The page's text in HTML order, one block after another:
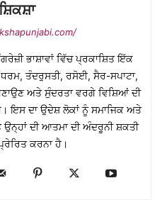
ਭਾਸ਼ਾਵਾਂ ਵਿੱਚ ਪ੍ਰਕਾਸ਼ਿਤ ਇੱਕ
ਤੰਦਰੁਸਤੀ, ਰਸੋਈ, ਸੈਰ-ਸਪਾਟਾ,
ਅਤੇ ਸੁੰਦਰਤਾ ਵਰਗੇ ਵਿਸ਼ਿਆਂ ਦੀ
ਇਸ ਦਾ ਉਦੇਸ਼ ਲੋਕਾਂ ਨੂੰ ਸਮਾਜਿਕ ਅਤੇ
ਦੀ ਆਤਮਾ ਦੀ ਅੰਦਰੂਨੀ ਸ਼ਕਤੀ
ਕਰਨਾ ਹੈ।